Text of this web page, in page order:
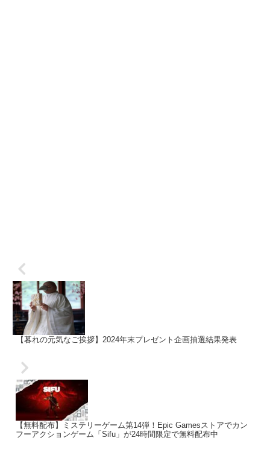
【暮れの元気なご挨拶】2024年末プレゼント企画抽選結果発表
【無料配布】ミステリーゲーム第14弾！Epic Gamesストアでカン
フーアクションゲーム「Sifu」が24時間限定で無料配布中